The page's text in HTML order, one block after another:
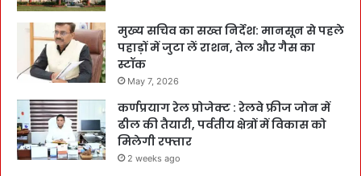
मुख्य सचिव का सख्त निर्देश: मानसून से पहले
पहाड़ों में जुटा लें राशन, तेल और गैस का
स्टॉक
May 7, 2026
कर्णप्रयाग रेल प्रोजेक्ट : रेलवे फ्रीज जोन में
ढील की तैयारी, पर्वतीय क्षेत्रों में विकास को
मिलेगी रफ्तार
2 weeks ago